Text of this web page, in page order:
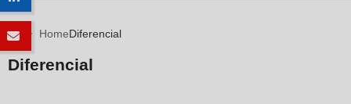
HomeDiferencial
Diferencial